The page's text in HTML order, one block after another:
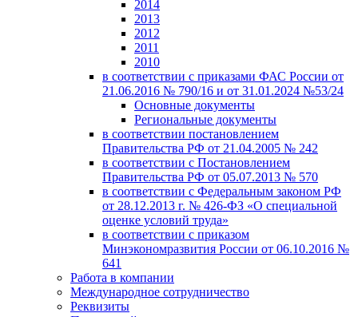
2014
2013
2012
2011
2010
в соответствии с приказами ФАС России от
21.06.2016 № 790/16 и от 31.01.2024 №53/24
Основные документы
Региональные документы
в соответствии постановлением
Правительства РФ от 21.04.2005 № 242
в соответствии с Постановлением
Правительства РФ от 05.07.2013 № 570
в соответствии с Федеральным законом РФ
от 28.12.2013 г. № 426-ФЗ «О специальной
оценке условий труда»
в соответствии с приказом
Минэкономразвития России от 06.10.2016 №
641
Работа в компании
Международное сотрудничество
Реквизиты